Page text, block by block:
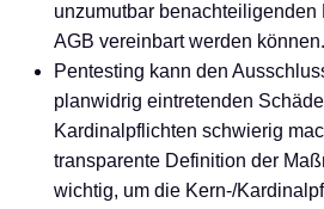
unzumutbar
AGB vereinbart werden können.
Pentesting kann den
planwidrig eintretenden
Kardinalpflichten schwierig
transparente Definition der
wichtig, um die Kern-/